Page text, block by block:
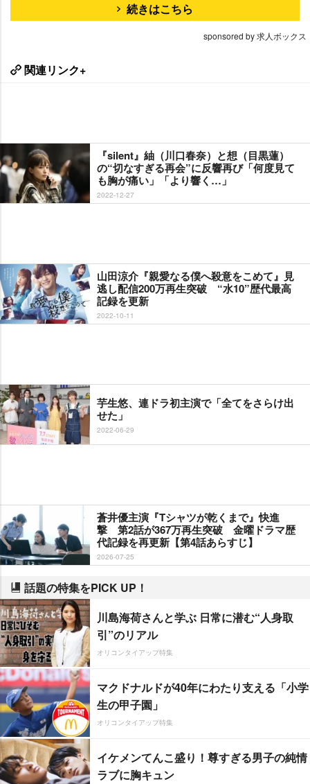
続きはこちら
sponsored by 求人ボックス
関連リンク+
『silent』紬（川口春奈）と想（目黒蓮）
の“切なすぎる再会”に反響再び「何度見て
も胸が痛い」「より響く…」
2022-12-27
山田涼介『親愛なる僕へ殺意をこめて』見
逃し配信200万再生突破 “水10”歴代最高
記録を更新
2022-10-11
芋生悠、連ドラ初主演で「全てをさらけ出
せた」
2022-06-29
蒼井優主演『Tシャツが乾くまで』快進
撃 第2話が367万再生突破 金曜ドラマ歴
代記録を再更新【第4話あらすじ】
2026-07-25
話題の特集をPICK UP！
川島海荷さんと学ぶ 日常に潜む“人身取
引”のリアル
オリコンタイアップ特集
マクドナルドが40年にわたり支える「小学
生の甲子園」
オリコンタイアップ特集
イケメンてんこ盛り！尊すぎる男子の純情
ラブに胸キュン